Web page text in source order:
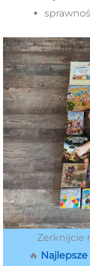
Zerknijcie
🔥